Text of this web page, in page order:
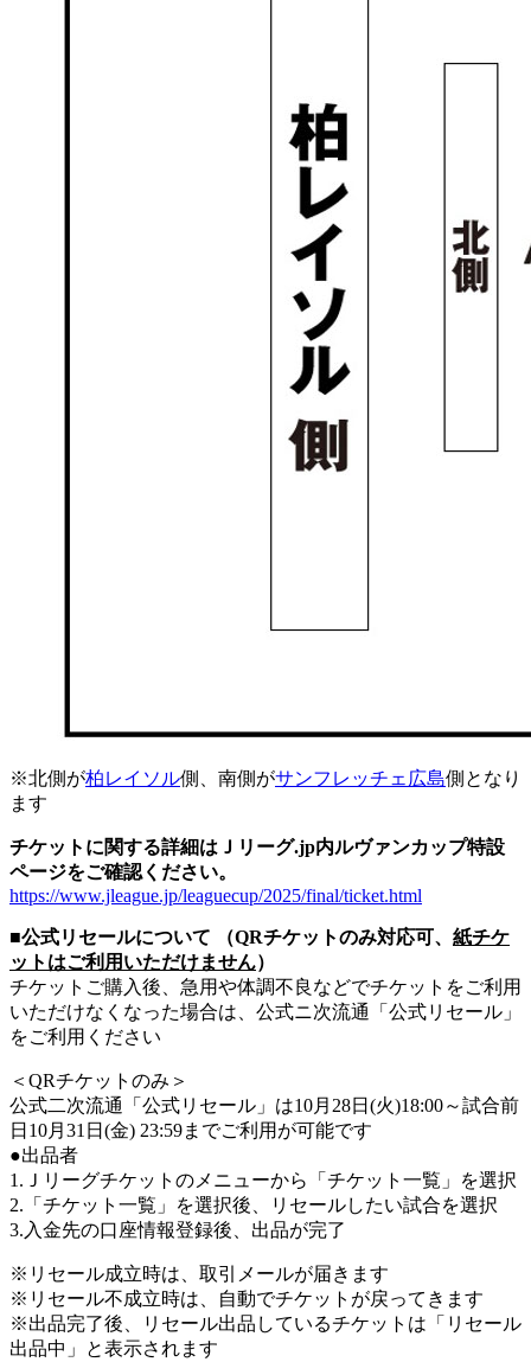
※北側が柏レイソル側、南側がサンフレッチェ広島側となり
ます
チケットに関する詳細はＪリーグ.jp内ルヴァンカップ特設
ページをご確認ください。
https://www.jleague.jp/leaguecup/2025/final/ticket.html
■公式リセールについて （QRチケットのみ対応可、 紙チケ
ットはご利用いただけません）
チケットご購入後、急用や体調不良などでチケットをご利用
いただけなくなった場合は、公式ニ次流通「公式リセール」
をご利用ください
＜QRチケットのみ＞
公式二次流通「公式リセール」は10月28日(火)18:00～試合前
日10月31日(金) 23:59までご利用が可能です
●出品者
1.Ｊリーグチケットのメニューから「チケット一覧」を選択
2.「チケット一覧」を選択後、リセールしたい試合を選択
3.入金先の口座情報登録後、出品が完了
※リセール成立時は、取引メールが届きます
※リセール不成立時は、自動でチケットが戻ってきます
※出品完了後、リセール出品しているチケットは「リセール
出品中」と表示されます